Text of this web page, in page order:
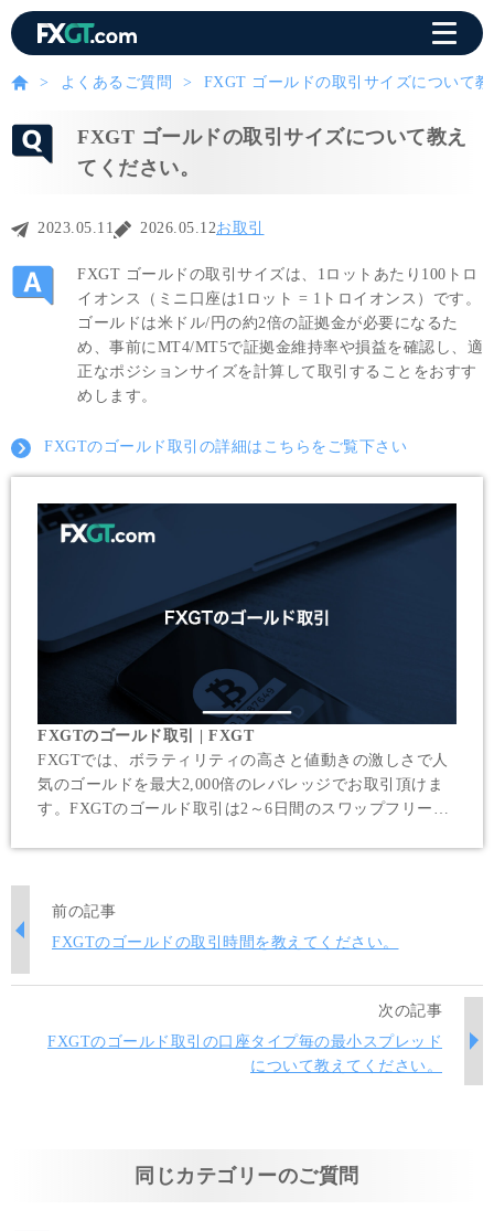
よくあるご質問 FXGT ゴールドの取引サイズについて
FXGT ゴールドの取引サイズについて教え
てください。
2023.05.11 2026.05.12お取引
FXGT ゴールドの取引サイズは、1ロットあたり100トロ
イオンス（ミニ口座は1ロット = 1トロイオンス）です。
ゴールドは米ドル/円の約2倍の証拠金が必要になるた
め、事前にMT4/MT5で証拠金維持率や損益を確認し、適
正なポジションサイズを計算して取引することをおすす
めします。
FXGTのゴールド取引の詳細はこちらをご覧下さい
FXGTのゴールド取引 | FXGT
FXGTでは、ボラティリティの高さと値動きの激しさで人
気のゴールドを最大2,000倍のレバレッジでお取引頂けま
す。FXGTのゴールド取引は2～6日間のスワップフリーが
前の記事
FXGTのゴールドの取引時間を教えてください。
次の記事
FXGTのゴールド取引の口座タイプ毎の最小スプレッド
について教えてください。
同じカテゴリーのご質問